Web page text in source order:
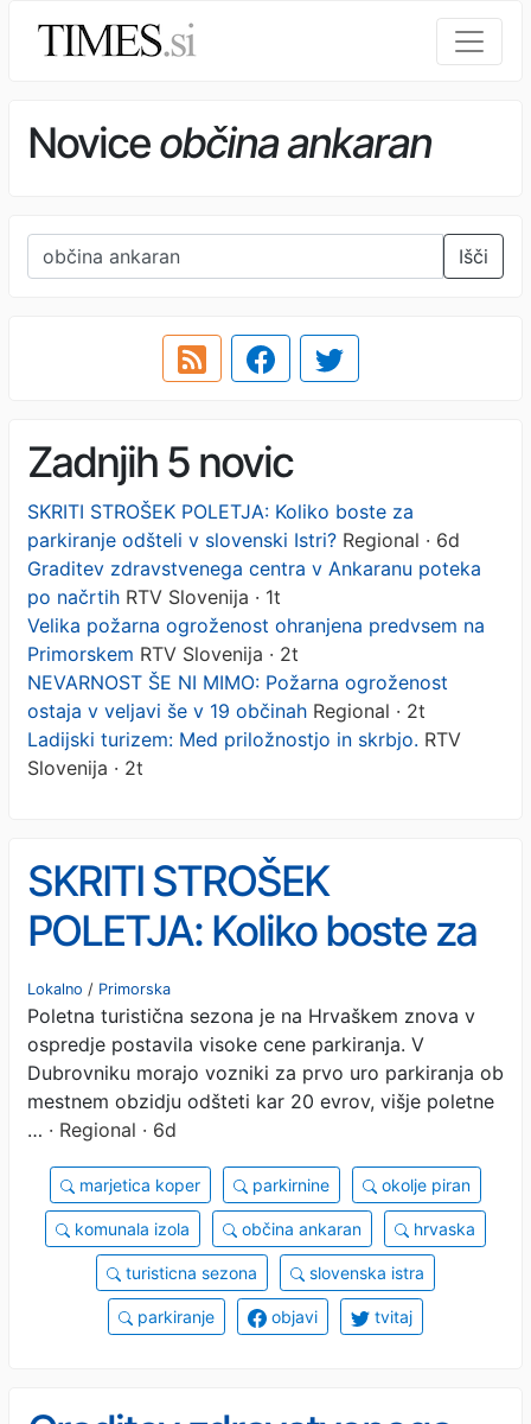
Noviceobčina ankaran
Išči
Zadnjih 5 novic
SKRITI STROŠEK POLETJA: Koliko boste za
parkiranje odšteli v slovenski Istri? Regional · 6d
Graditev zdravstvenega centra v Ankaranu poteka
po načrtih RTV Slovenija · 1t
Velika požarna ogroženost ohranjena predvsem na
Primorskem RTV Slovenija · 2t
NEVARNOST ŠE NI MIMO: Požarna ogroženost
ostaja v veljavi še v 19 občinah Regional · 2t
Ladijski turizem: Med priložnostjo in skrbjo. RTV
Slovenija · 2t
SKRITI STROŠEK
POLETJA: Koliko boste za
parkiranje odšteli v
slovenski Istri?
Lokalno / Primorska
Poletna turistična sezona je na Hrvaškem znova v
ospredje postavila visoke cene parkiranja. V
Dubrovniku morajo vozniki za prvo uro parkiranja ob
mestnem obzidju odšteti kar 20 evrov, višje poletne
… · Regional · 6d
marjetica koper parkirnine okolje piran
komunala izola občina ankaran hrvaska
turisticna sezona slovenska istra
parkiranje objavi tvitaj